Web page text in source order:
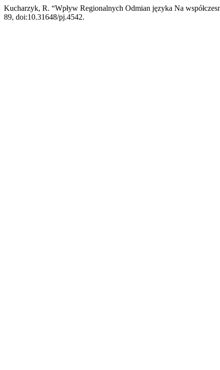
Kucharzyk, R. “Wpływ Regionalnych Odmian języka Na
89, doi:10.31648/pj.4542.